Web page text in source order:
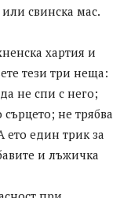
свинска мас.
хартия и
тези три неща:
не спи с него;
не трябва
ето един трик за
и лъжичка